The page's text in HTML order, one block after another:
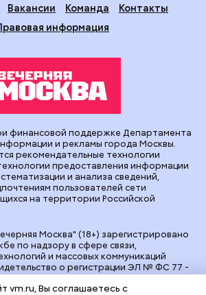
Вакансии Команда
Контакты
информация
Москва" (18+) зарегистрировано
по надзору в сфере связи,
и массовых коммуникаций
о регистрации ЭЛ № ФС 77 -
Учредитель: АО "Редакция газеты
редакторvm.ru: Александр
финансовой поддержке Департамента
и рекламы города Москвы.
рекомендательные технологии
предоставления информации
и анализа сведений,
пользователей сети
на территории Российской
vm.ru, Вы соглашаетесь с